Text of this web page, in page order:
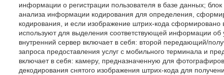
информации о регистрации пользователя в базе данных;
анализа информации кодирования для определения,
кодирования, и если изображение штрих-кода
используют для выделения соответствующей информации об
внутренний сервер включает в себя: второй передающий/
запроса предоставления услуг с мобильного терминала и
включает в себя: камеру, предназначенную для
декодирования снятого изображения штрих-кода для